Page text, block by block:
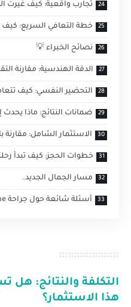
تجارب واقعية: كيف غيرت
خطة التعافي السريع: كيف
نصائح الخبراء 💡
الدقة الهندسية: مقارنة
التحضير النفسي: كيف
ضمانات النتائج: ماذا يحدث
الاستثمار الشامل: مقارنة
خطوات الحجز: كيف تبدأ
مسار الجمال الجديد.
أسئلة شائعة حول جراحة V-Line في تركيا
التكلفة والنتائج:
هذا الاستثمار؟